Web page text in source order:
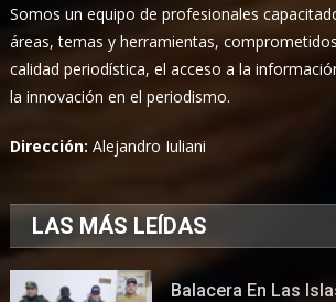
Somos un equipo de profesionales
áreas, temas y herramientas,
calidad periodística, el acceso a la
la innovación en el periodismo.
Dirección:Alejandro Iuliani
LAS MÁS LEÍDAS
Balacera En Las